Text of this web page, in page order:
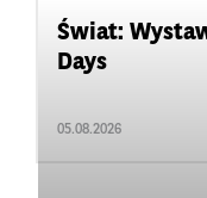
Świat:
Days
05.08.2026